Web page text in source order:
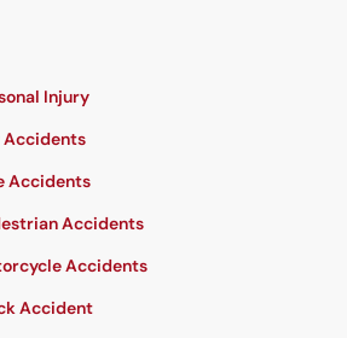
Injury
Accidents
Accidents
Accidents
Accidents
Accident